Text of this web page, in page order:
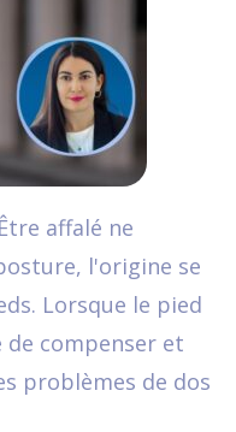
affalé ne
l'origine se
Lorsque le pied
de compenser et
problèmes de dos